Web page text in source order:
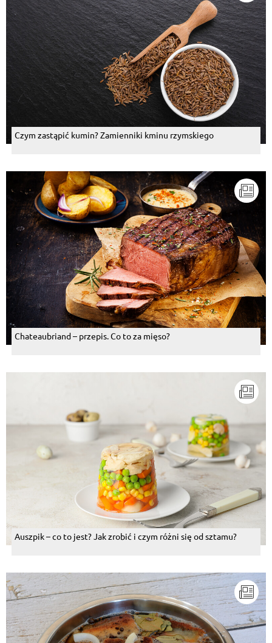
Czym zastąpić kumin? Zamienniki kminu rzymskiego
Chateaubriand – przepis. Co to za mięso?
Auszpik – co to jest? Jak zrobić i czym różni się od sztamu?